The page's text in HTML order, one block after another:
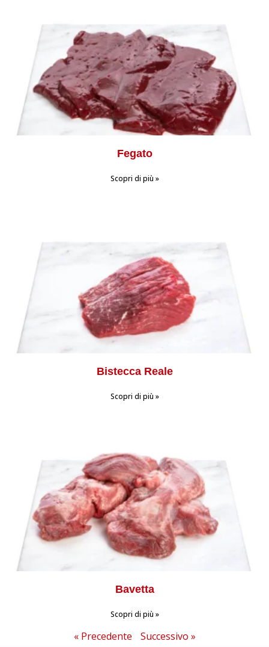
Fegato
Scopri di più »
Bistecca Reale
Scopri di più »
Bavetta
Scopri di più »
« Precedente Successivo »